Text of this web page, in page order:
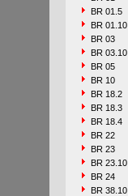
BR 01.5
BR 01.10
BR 03
BR 03.10
BR 05
BR 10
BR 18.2
BR 18.3
BR 18.4
BR 22
BR 23
BR 23.10
BR 24
BR 38.10